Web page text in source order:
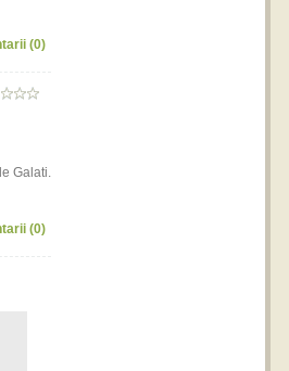
(0)
Galati.
(0)